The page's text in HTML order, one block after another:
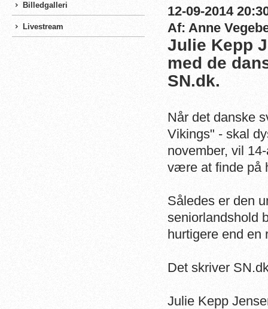
Billedgalleri
Livestream
12-09-2014
Af: Anne
Julie Kepp
med de
SN.dk.
Når det danske
Vikings" - skal
november, vil
være at finde på
Således er den
seniorlandshold
hurtigere end
Det skriver
Julie Kepp